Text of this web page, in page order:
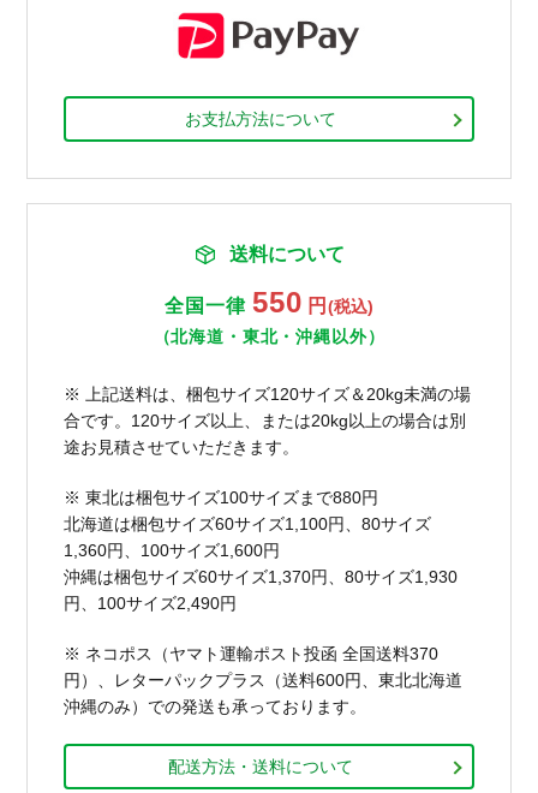
お支払方法について
送料について
全国一律 550 円 (税込)
（北海道・東北・沖縄以外）
※ 上記送料は、梱包サイズ120サイズ＆20kg未満の場
合です。120サイズ以上、または20kg以上の場合は別
途お見積させていただきます。
※ 東北は梱包サイズ100サイズまで880円
北海道は梱包サイズ60サイズ1,100円、80サイズ
1,360円、100サイズ1,600円
沖縄は梱包サイズ60サイズ1,370円、80サイズ1,930
円、100サイズ2,490円
※ ネコポス（ヤマト運輸ポスト投函 全国送料370
円）、レターパックプラス（送料600円、東北北海道
沖縄のみ）での発送も承っております。
配送方法・送料について